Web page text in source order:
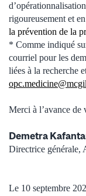
rigoureusement et
la prévention de la
* Comme indiqué
courriel pour les
liées à la recherche
Merci à l’avance de
Demetra
Directrice générale,
Le 10 septembre